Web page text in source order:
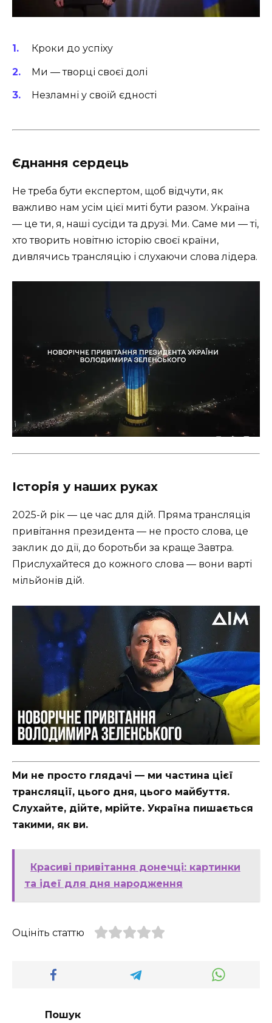
Кроки до успіху
Ми — творці своєї долі
Незламні у своїй єдності
Єднання сердець
Не треба бути експертом, щоб відчути, як
важливо нам усім цієї миті бути разом. Україна
— це ти, я, наші сусіди та друзі. Ми. Саме ми — ті,
хто творить новітню історію своєї країни,
дивлячись трансляцію і слухаючи слова лідера.
Історія у наших руках
2025-й рік — це час для дій. Пряма трансляція
привітання президента — не просто слова, це
заклик до дії, до боротьби за краще Завтра.
Прислухайтеся до кожного слова — вони варті
мільйонів дій.
Ми не просто глядачі — ми частина цієї
трансляції, цього дня, цього майбуття.
Слухайте, дійте, мрійте. Україна пишається
такими, як ви.
Красиві привітання донечці: картинки
та ідеї для дня народження
Оцініть статтю
Пошук